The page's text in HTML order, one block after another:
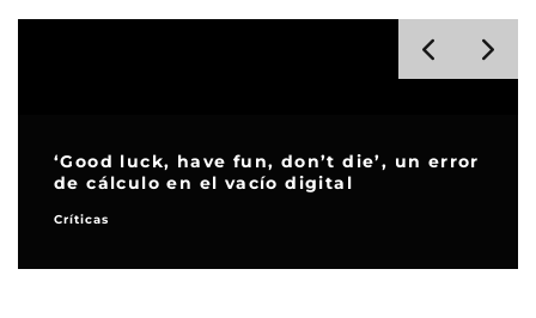
‘Good luck, have fun, don’t die’, un error
de cálculo en el vacío digital
Críticas